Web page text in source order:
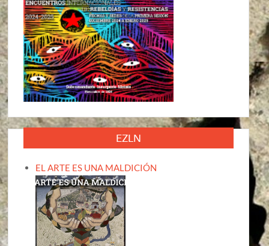
EZLN
EL ARTE ES UNA MALDICIÓN